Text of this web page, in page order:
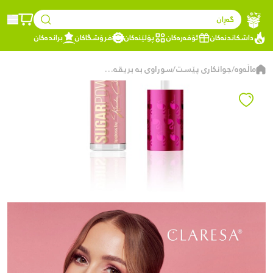
گەڕان
داشکاندنەکان
ئۆفەرەکان پۆلێنەکان فرۆشگاکان براندەکان
ماڵەوە/جوانکاری پێست/ سوراوی بە بریقەی کلارێسا 04 PINKOBELLO